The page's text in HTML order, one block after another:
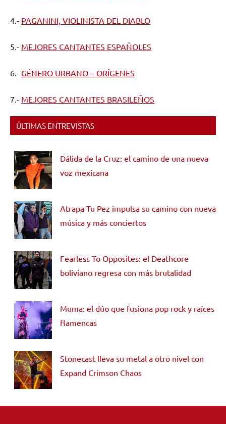
4.- PAGANINI, VIOLINISTA DEL DIABLO
5.- MEJORES CANTANTES ESPAÑOLES
6.- GÉNERO URBANO – ORÍGENES
7.- MEJORES CANTANTES BRASILEÑOS
ÚLTIMAS ENTREVISTAS
Dálida de la Cruz: el camino de una nueva
voz mexicana
Atrapa Tu Pez impulsa su camino con nueva
música y más conciertos
Fearless To Opposites: el Deathcore
boliviano regresa con más brutalidad
Muma: el dúo que fusiona pop rock y raíces
flamencas
Stonecast lleva su metal a otro nivel con
Expand Crimson Chaos